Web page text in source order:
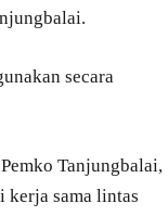
secara
Tanjungbalai,
kerja sama lintas